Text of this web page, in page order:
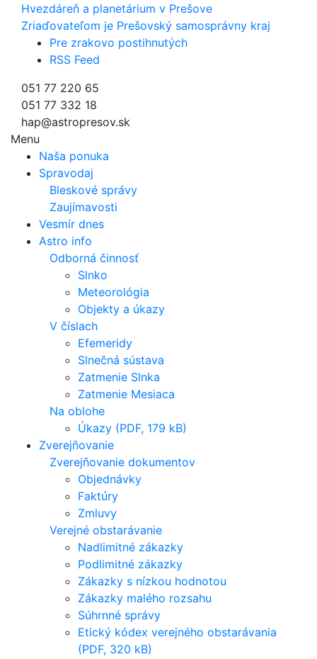
Hvezdáreň a planetárium v Prešove
Zriaďovateľom je Prešovský samosprávny kraj
Pre zrakovo postihnutých
RSS Feed
051 77 220 65
051 77 332 18
hap@astropresov.sk
Menu
Naša ponuka
Spravodaj
Bleskové správy
Zaujímavosti
Vesmír dnes
Astro info
Odborná činnosť
Slnko
Meteorológia
Objekty a úkazy
V číslach
Efemeridy
Slnečná sústava
Zatmenie Slnka
Zatmenie Mesiaca
Na oblohe
Úkazy (PDF, 179 kB)
Zverejňovanie
Zverejňovanie dokumentov
Objednávky
Faktúry
Zmluvy
Verejné obstarávanie
Nadlimitné zákazky
Podlimitné zákazky
Zákazky s nízkou hodnotou
Zákazky malého rozsahu
Súhrnné správy
Etický kódex verejného obstarávania
(PDF, 320 kB)